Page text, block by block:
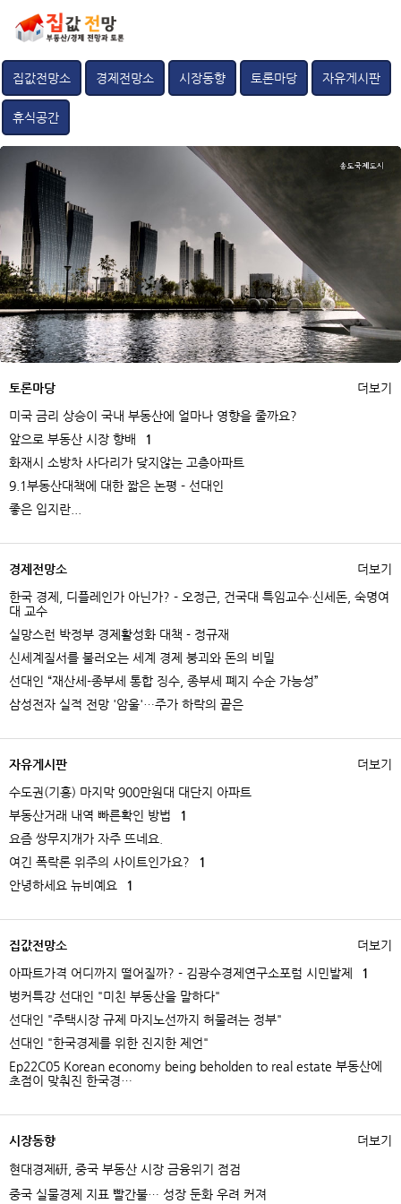
집값전망소 경제전망소 시장동향 토론마당 자유게시판
휴식공간
토론마당
미국 금리 상승이 국내 부동산에 얼마나 영향을 줄까요?
앞으로 부동산 시장 향배
1
화재시 소방차 사다리가 닺지않는 고층아파트
9.1부동산대책에 대한 짧은 논평 - 선대인
좋은 입지란...
더보기
경제전망소
한국 경제, 디플레인가 아닌가? - 오정근, 건국대 특임교수·신세돈, 숙명여
대 교수
실망스런 박정부 경제활성화 대책 - 정규재
신세계질서를 불러오는 세계 경제 붕괴와 돈의 비밀
선대인 “재산세-종부세 통합 징수, 종부세 폐지 수순 가능성”
삼성전자 실적 전망 '암울'…주가 하락의 끝은
더보기
자유게시판
수도권(기흥) 마지막 900만원대 대단지 아파트
부동산거래 내역 빠른확인 방법
1
요즘 쌍무지개가 자주 뜨네요.
여긴 폭락론 위주의 사이트인가요?
1
안녕하세요 뉴비예요
1
더보기
집값전망소
아파트가격 어디까지 떨어질까? - 김광수경제연구소포럼 시민발제
1
벙커특강 선대인 "미친 부동산을 말하다"
선대인 "주택시장 규제 마지노선까지 허물려는 정부"
선대인 "한국경제를 위한 진지한 제언"
Ep22C05 Korean economy being beholden to real estate 부동산에
초점이 맞춰진 한국경…
더보기
시장동향
현대경제硏, 중국 부동산 시장 금융위기 점검
중국 실물경제 지표 빨간불… 성장 둔화 우려 커져​
더보기